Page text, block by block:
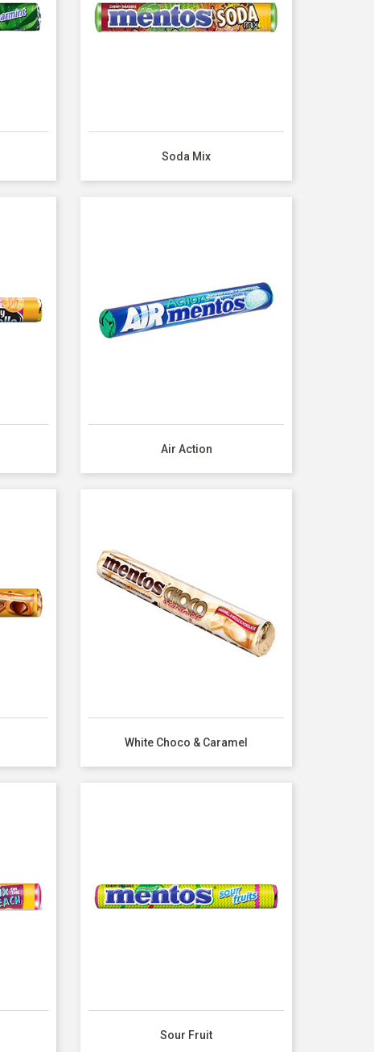
Soda Mix
Air Action
White Choco & Caramel
Sour Fruit